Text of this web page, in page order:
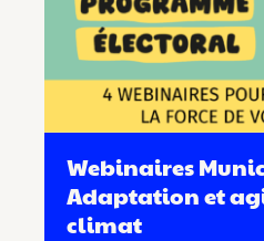
Webinaires
Adaptation et
climat